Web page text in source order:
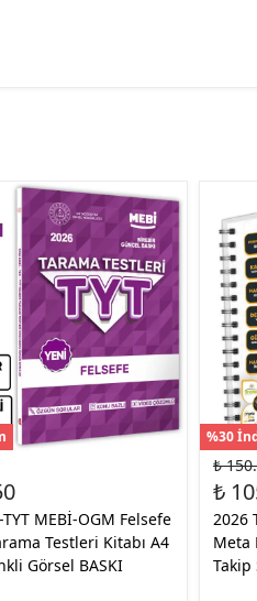
TYT MEBİ-OGM Felsefe
Testleri Kitabı A4
Görsel BASKI
%30
₺
₺
2026
Meta
Takip